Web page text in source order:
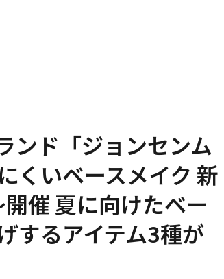
ンド「ジョンセンム
くいベースメイク 新
催 夏に向けたベー
するアイテム3種が